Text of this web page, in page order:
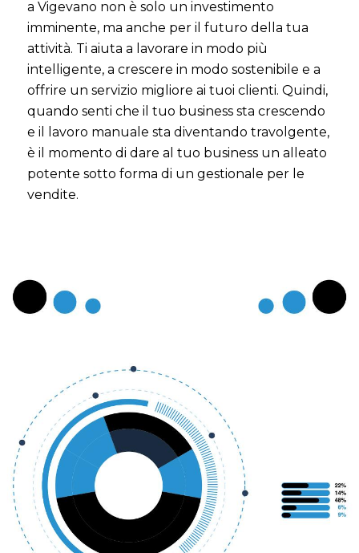
a Vigevano non è solo un investimento
imminente, ma anche per il futuro della tua
attività. Ti aiuta a lavorare in modo più
intelligente, a crescere in modo sostenibile e a
offrire un servizio migliore ai tuoi clienti. Quindi,
quando senti che il tuo business sta crescendo
e il lavoro manuale sta diventando travolgente,
è il momento di dare al tuo business un alleato
potente sotto forma di un gestionale per le
vendite.